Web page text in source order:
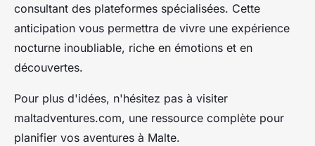
consultant des plateformes spécialisées. Cette
anticipation vous permettra de vivre une expérience
nocturne inoubliable, riche en émotions et en
découvertes.
Pour plus d'idées, n'hésitez pas à visiter
maltadventures.com, une ressource complète pour
planifier vos aventures à Malte.